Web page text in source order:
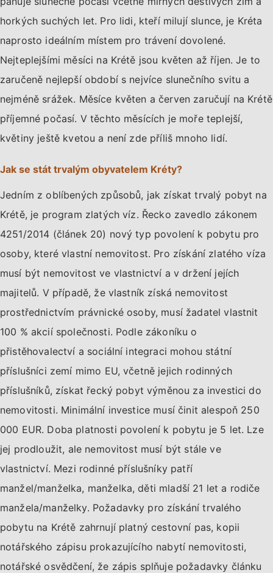
horkých suchých let. Pro lidi, kteří milují slunce, je Kréta
naprosto ideálním místem pro trávení dovolené.
Nejteplejšími měsíci na Krétě jsou květen až říjen. Je to
zaručeně nejlepší období s nejvíce slunečního svitu a
nejméně srážek. Měsíce květen a červen zaručují na Krétě
příjemné počasí. V těchto měsících je moře teplejší,
květiny ještě kvetou a není zde příliš mnoho lidí.
Jak se stát trvalým obyvatelem Kréty?
Jedním z oblíbených způsobů, jak získat trvalý pobyt na
Krétě, je program zlatých víz. Řecko zavedlo zákonem
4251/2014 (článek 20) nový typ povolení k pobytu pro
osoby, které vlastní nemovitost. Pro získání zlatého víza
musí být nemovitost ve vlastnictví a v držení jejích
majitelů. V případě, že vlastník získá nemovitost
prostřednictvím právnické osoby, musí žadatel vlastnit
100 % akcií společnosti. Podle zákoníku o
přistěhovalectví a sociální integraci mohou státní
příslušníci zemí mimo EU, včetně jejich rodinných
příslušníků, získat řecký pobyt výměnou za investici do
nemovitosti. Minimální investice musí činit alespoň 250
000 EUR. Doba platnosti povolení k pobytu je 5 let. Lze
jej prodloužit, ale nemovitost musí být stále ve
vlastnictví. Mezi rodinné příslušníky patří
manžel/manželka, manželka, děti mladší 21 let a rodiče
manžela/manželky. Požadavky pro získání trvalého
pobytu na Krétě zahrnují platný cestovní pas, kopii
notářského zápisu prokazujícího nabytí nemovitosti,
notářské osvědčení, že zápis splňuje požadavky článku